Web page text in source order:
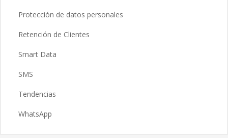
Protección de datos personales
Retención de Clientes
Smart Data
SMS
Tendencias
WhatsApp